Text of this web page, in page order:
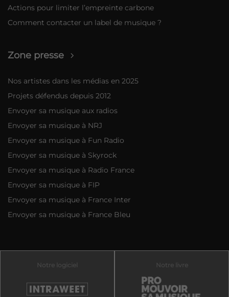
Actions pour limiter l’empreinte carbone
Comment contacter un label de musique ?
Zone presse
Nos artistes dans les médias en 2025
Projets défendus depuis 2012
Envoyer sa musique aux radios
Envoyer sa musique à NRJ
Envoyer sa musique à Fun Radio
Envoyer sa musique à Skyrock
Envoyer sa musique à Radio France
Envoyer sa musique à FIP
Envoyer sa musique à France Inter
Envoyer sa musique à France Bleu
Notre logiciel Notre livre